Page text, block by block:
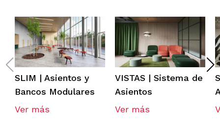
SLIM | Asientos y
Bancos Modulares
Ver más
VISTAS | Sistema de
Asientos
Ver más